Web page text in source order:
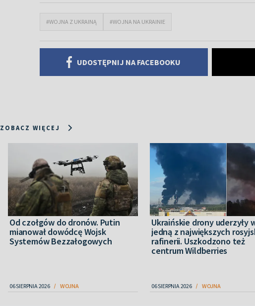
#WOJNA Z UKRAINĄ #WOJNA NA UKRAINIE
UDOSTĘPNIJ NA FACEBOOKU
ZOBACZ WIĘCEJ
Od czołgów do dronów. Putin
mianował dowódcę Wojsk
Systemów Bezzałogowych
06 SIERPNIA 2026 WOJNA
Ukraińskie drony uderzyły
jedną z największych
rafinerii. Uszkodzono też
centrum Wildberries
06 SIERPNIA 2026 WOJNA